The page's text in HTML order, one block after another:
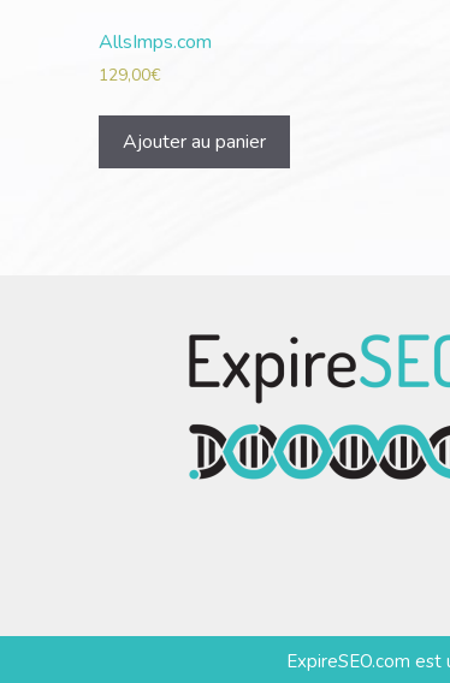
AllsImps.com
129,00€
Ajouter au panier
ExpireSEO.com est